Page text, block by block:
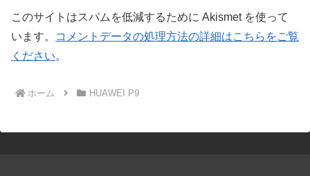
このサイトはスパムを低減するために Akismet を使って
います。
コメントデータの処理方法の詳細はこちらをご覧
ください。
ホーム HUAWEI P9